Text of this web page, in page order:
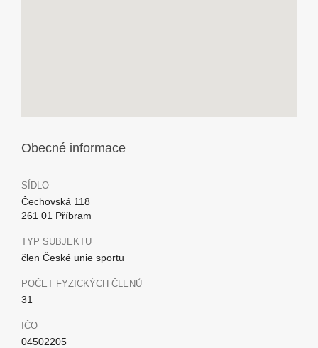
Obecné informace
SÍDLO
Čechovská 118
261 01 Příbram
TYP SUBJEKTU
člen České unie sportu
POČET FYZICKÝCH ČLENŮ
31
IČO
04502205